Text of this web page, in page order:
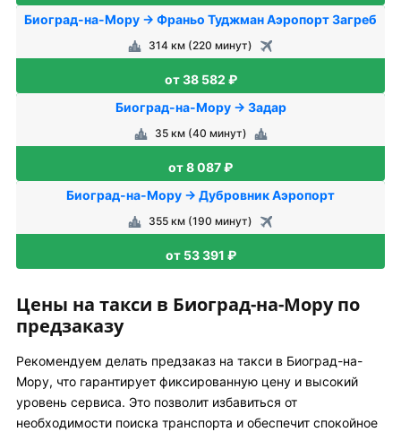
Биоград-на-Мору → Франьо Туджман Аэропорт Загреб
314 км (220 минут)
от 38 582 ₽
Биоград-на-Мору → Задар
35 км (40 минут)
от 8 087 ₽
Биоград-на-Мору → Дубровник Аэропорт
355 км (190 минут)
от 53 391 ₽
Цены на такси в Биоград-на-Мору по
предзаказу
Рекомендуем делать предзаказ на такси в Биоград-на-
Мору, что гарантирует фиксированную цену и высокий
уровень сервиса. Это позволит избавиться от
необходимости поиска транспорта и обеспечит спокойное